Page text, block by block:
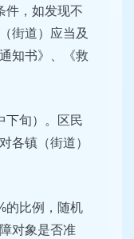
件，如发现不
街道）应当及
知书》、《救
下旬）。区民
各镇（街道）
的比例，随机
对象是否准